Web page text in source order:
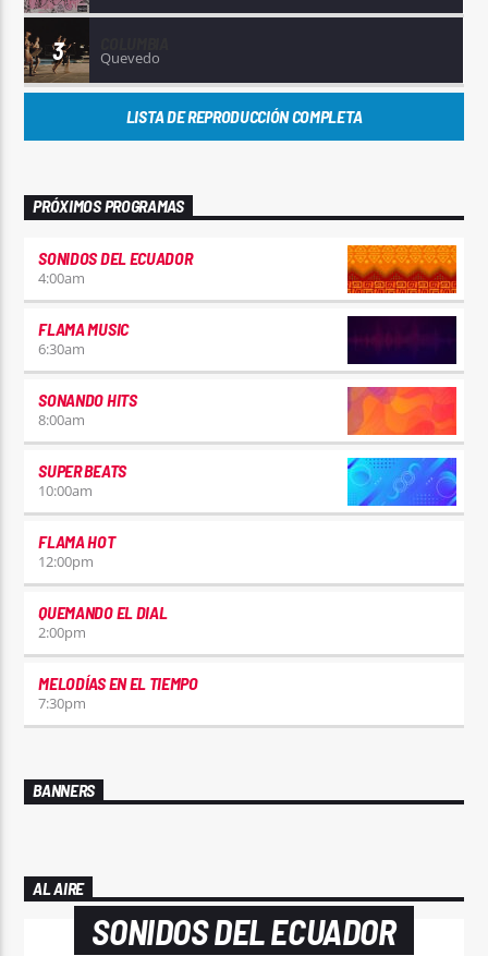
3 Quevedo
LISTA DE REPRODUCCIÓN COMPLETA
PRÓXIMOS PROGRAMAS
SONIDOS DEL ECUADOR
4:00am
FLAMA MUSIC
6:30am
SONANDO HITS
8:00am
SUPER BEATS
10:00am
FLAMA HOT
12:00pm
QUEMANDO EL DIAL
2:00pm
MELODÍAS EN EL TIEMPO
7:30pm
BANNERS
AL AIRE
SONIDOS DEL ECUADOR